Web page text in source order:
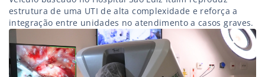
estrutura de uma UTI de alta complexidade e reforça a
integração entre unidades no atendimento a casos graves.